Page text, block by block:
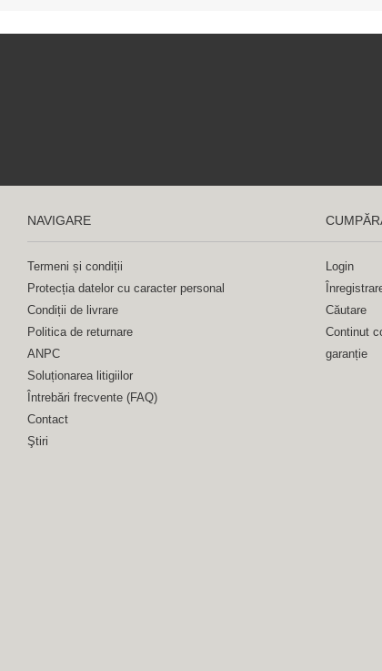
NAVIGARE
Termeni și condiții
Protecția datelor cu caracter personal
Condiții de livrare
Politica de returnare
ANPC
Soluționarea litigiilor
Întrebări frecvente (FAQ)
Contact
Ştiri
Login
Căutare
Continut
garanție